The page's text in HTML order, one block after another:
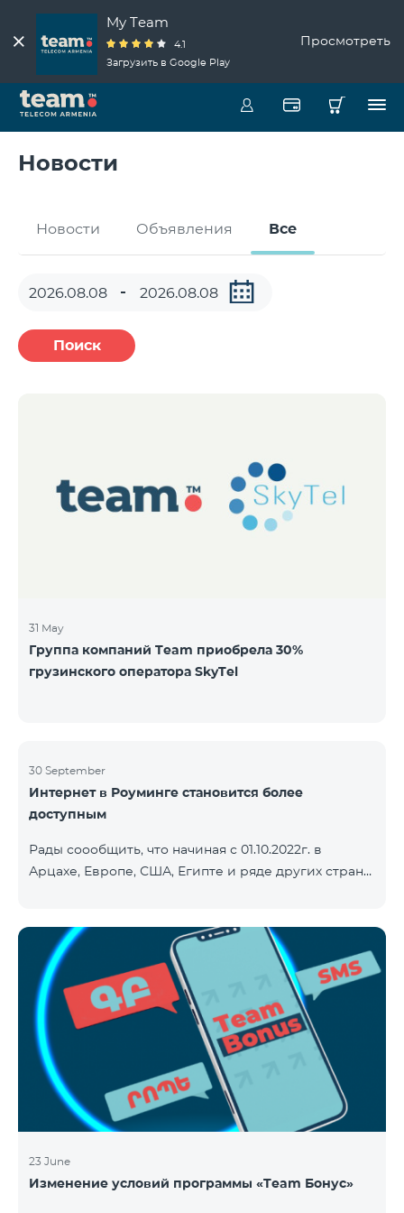
My Team
4.1
Загрузить в Google Play
Просмотреть
Новости
Новости Объявления Все
Поиск
31 May
Группа компаний Team приобрела 30%
грузинского оператора SkyTel
30 September
Интернет в Роуминге становится более
доступным
Рады соообщить, что начиная с 01.10.2022г. в
Арцахе, Европе, США, Египте и ряде других стран
звонки в Армению звонки – 150 драм/минута.
Исходящие звонки локальные – 500 драм/минута.
SMS – 150 драм. Полный список стран: Арцах,
Албания, Австралия, Австрия, Бельгия, Болгария,
Босния и Герцеговина, Великобритания, Венгрия,
Германия, Греция, Дания, Джерси, Египет,
Ирландия, Исландия, Испани
23 June
Изменение условий программы «Team Бонус»